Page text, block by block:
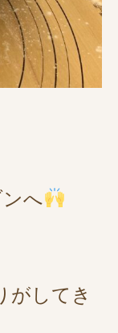
へ
がしてき